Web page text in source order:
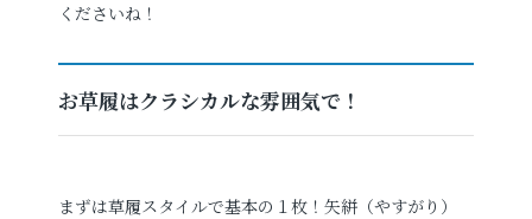
くださいね！
お草履はクラシカルな雰囲気で！
まずは草履スタイルで基本の１枚！矢絣（やすがり）